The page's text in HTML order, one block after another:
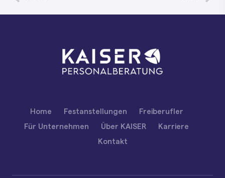
Home Festanstellungen
Freiberufler
Für Unternehmen
Über KAISER
Karriere
Kontakt